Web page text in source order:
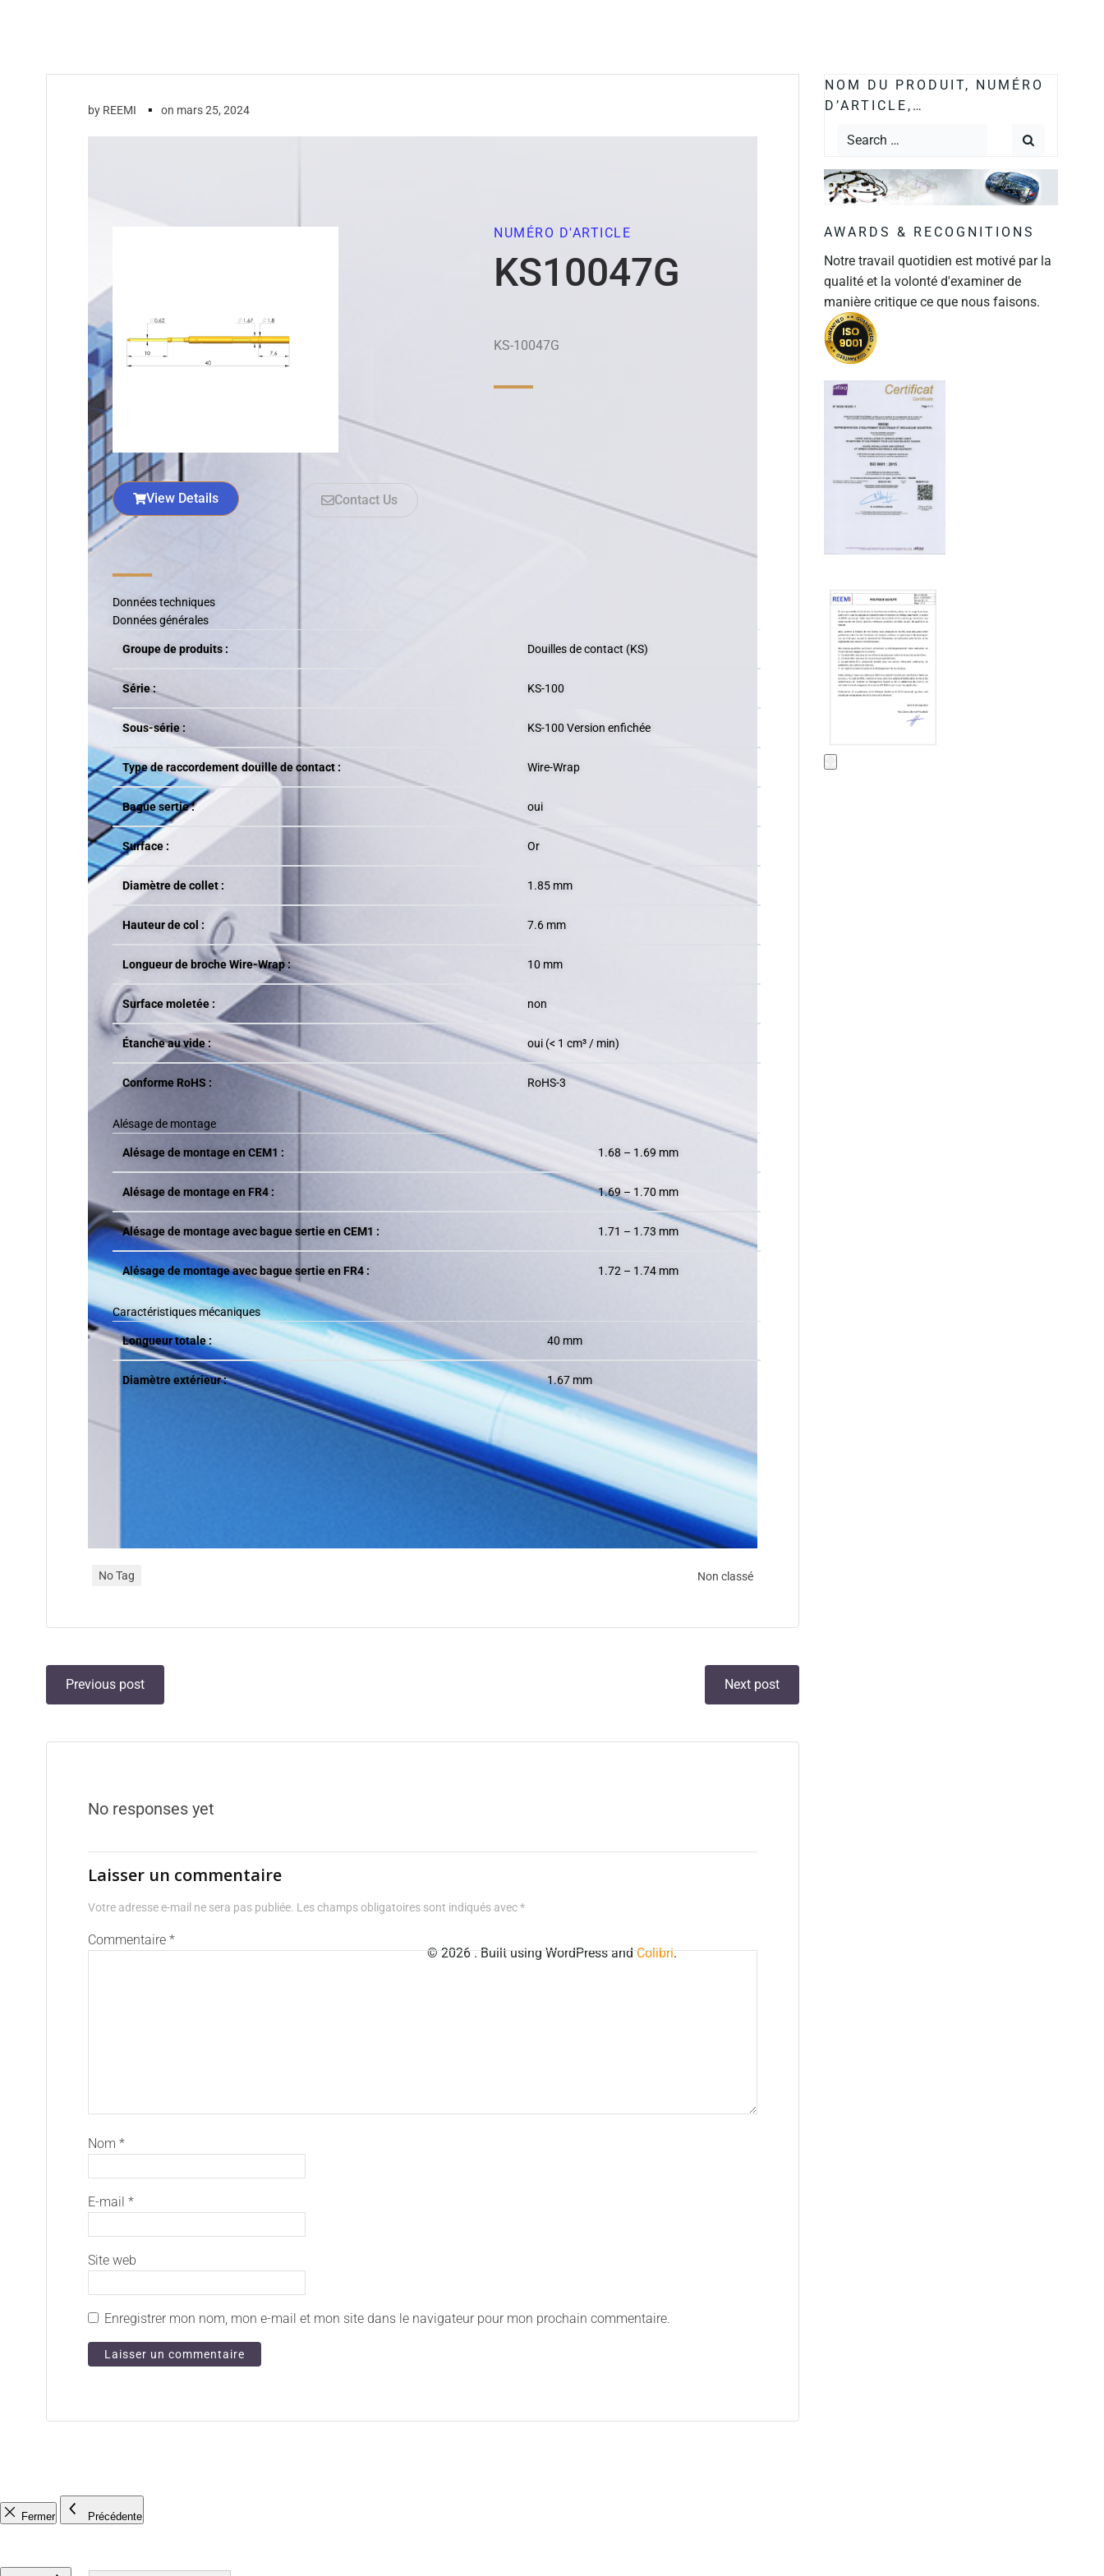
by REEMI ▪ on mars 25, 2024
View Details Contact Us
Données techniques
Données générales
Groupe de produits : Douilles de contact (KS)
Série : KS-100
Sous-série : KS-100 Version enfichée
Type de raccordement douille de contact : Wire-Wrap
Bague sertie : oui
Surface : Or
Diamètre de collet : 1.85 mm
Hauteur de col : 7.6 mm
Longueur de broche Wire-Wrap : 10 mm
Surface moletée : non
Étanche au vide : oui (< 1 cm³ / min)
Conforme RoHS : RoHS-3
Alésage de montage
Alésage de montage en CEM1 : 1.68 – 1.69 mm
Alésage de montage en FR4 : 1.69 – 1.70 mm
Alésage de montage avec bague sertie en CEM1 : 1.71 – 1.73 mm
Alésage de montage avec bague sertie en FR4 : 1.72 – 1.74 mm
Caractéristiques mécaniques
Longueur totale : 40 mm
Diamètre extérieur : 1.67 mm
NUMÉRO D'ARTICLE
KS10047G
KS-10047G
No Tag Non classé
Previous post Next post
No responses yet
Laisser un commentaire
Votre adresse e-mail ne sera pas publiée. Les champs obligatoires sont indiqués avec*
Commentaire *
Nom *
E-mail *
Site web
Enregistrer mon nom, mon e-mail et mon site dans le navigateur pour mon prochain commentaire.
NOM DU PRODUIT, NUMÉRO
D’ARTICLE,…
AWARDS & RECOGNITIONS
Notre travail quotidien est motivé par la
qualité et la volonté d'examiner de
manière critique ce que nous faisons.
© 2026 . Built using WordPress andColibri.
Fermer Précédente